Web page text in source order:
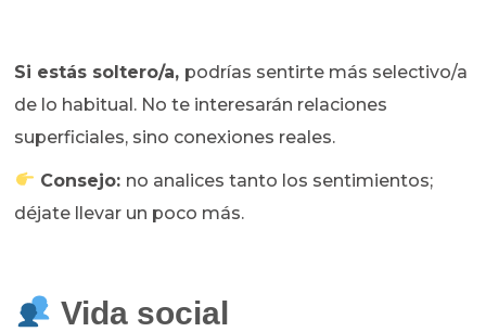
Si estás soltero/a, podrías sentirte más selectivo/a
de lo habitual. No te interesarán relaciones
superficiales, sino conexiones reales.
Consejo: no analices tanto los sentimientos;
déjate llevar un poco más.
Vida social